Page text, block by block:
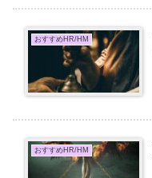
おすすめHR/HM
おすすめHR/HM